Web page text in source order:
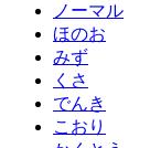
ノーマル
ほのお
みず
くさ
でんき
こおり